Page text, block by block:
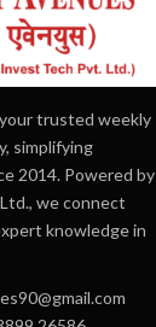
trusted weekly
simplifying
2014. Powered by
we connect
knowledge in